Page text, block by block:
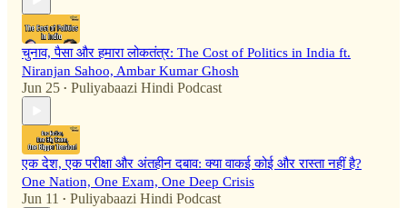
चुनाव, पैसा और हमारा लोकतंत्र: The Cost of Politics in India ft.
Niranjan Sahoo, Ambar Kumar Ghosh
Jun 25 • Puliyabaazi Hindi Podcast
एक देश, एक परीक्षा और अंतहीन दबाव: क्या वाकई कोई और रास्ता नहीं है?
One Nation, One Exam, One Deep Crisis
Jun 11 • Puliyabaazi Hindi Podcast